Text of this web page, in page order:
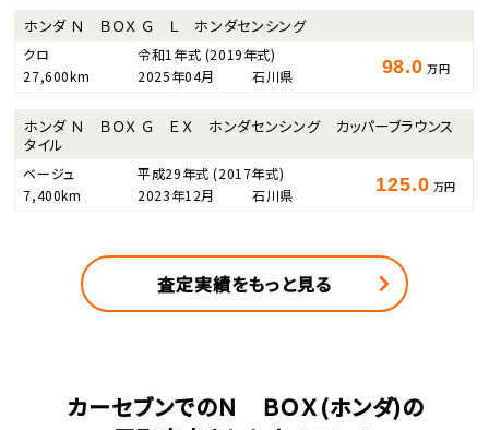
ホンダ Ｎ ＢＯＸ Ｇ Ｌ ホンダセンシング
クロ 令和1年式 (2019年式)
27,600km
2025年04月 石川県 98.0 万円
ホンダ Ｎ ＢＯＸ Ｇ ＥＸ ホンダセンシング カッパーブラウンス
タイル
ベージュ 平成29年式(2017年式)
7,400km
2023年12月 石川県 125.0 万円
査定実績をもっと見る
カーセブンでのＮ ＢＯＸ(ホンダ)の